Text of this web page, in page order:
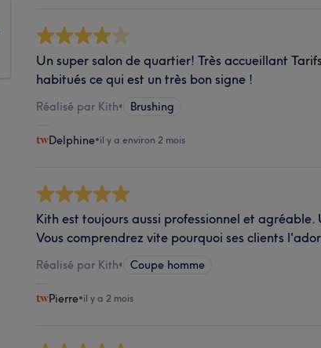
Un super salon de quartier! Très accueillant
habitués ce qui est un très bon signe !
Réalisé par Kith• Brushing
Delphine•il y a environ 2 mois
Kith est toujours aussi professionnel et
Vous comprendrez vite pourquoi ses clients
Réalisé par Kith• Coupe homme
Pierre•il y a 2 mois